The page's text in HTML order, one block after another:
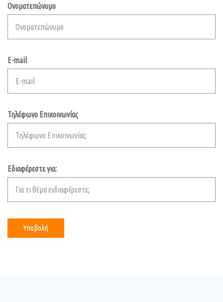
Ονοματεπώνυμο
E-mail
Τηλέφωνο Επικοινωνίας
Εδιαφέρεστε για: